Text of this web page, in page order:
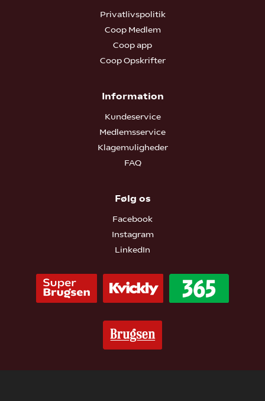
Privatlivspolitik
Coop Medlem
Coop app
Coop Opskrifter
Information
Kundeservice
Medlemsservice
Klagemuligheder
FAQ
Følg os
Facebook
Instagram
LinkedIn